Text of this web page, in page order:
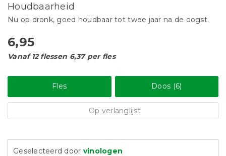
Houdbaarheid
Nu op dronk, goed houdbaar tot twee jaar na de oogst.
6,95
Vanaf 12 flessen 6,37 per fles
Fles Doos (6)
Op verlanglijst
Geselecteerd door vinologen